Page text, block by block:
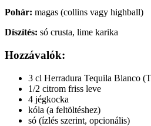
Pohár: magas (collins vagy highball)
Díszítés: só crusta, lime karika
Hozzávalók:
3 cl Herradura Tequila Blanco
1/2 citrom friss leve
4 jégkocka
kóla (a feltöltéshez)
só (ízlés szerint, opcionális)